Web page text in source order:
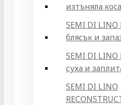
изтъняла коса
SEMI DI LINO
блясък и
SEMI DI LINO
суха и
SEMI DI LINO